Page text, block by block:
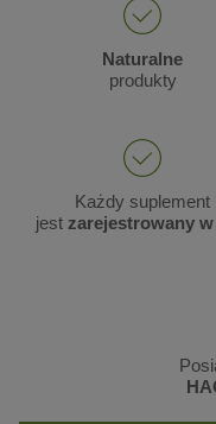
Naturalne
produkty
Każdy suplement
jest zarejestrowany w